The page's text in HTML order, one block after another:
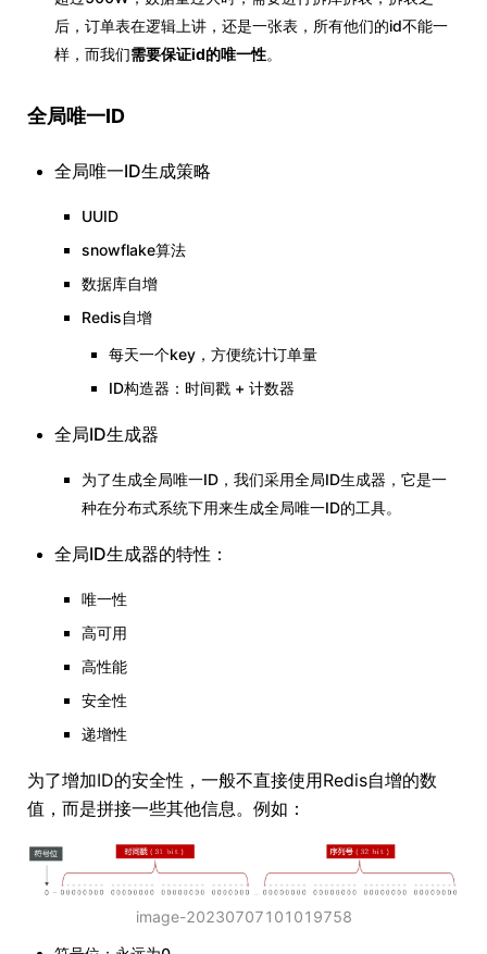
后，订单表在逻辑上讲，还是一张表，所有他们的id不能一
样，而我们需要保证id的唯一性。
全局唯一ID
全局唯一ID生成策略
UUID
snowflake算法
数据库自增
Redis自增
每天一个key，方便统计订单量
ID构造器：时间戳 + 计数器
全局ID生成器
为了生成全局唯一ID，我们采用全局ID生成器，它是一
种在分布式系统下用来生成全局唯一ID的工具。
全局ID生成器的特性：
唯一性
高可用
高性能
安全性
递增性
为了增加ID的安全性，一般不直接使用Redis自增的数
值，而是拼接一些其他信息。例如：
image-20230707101019758